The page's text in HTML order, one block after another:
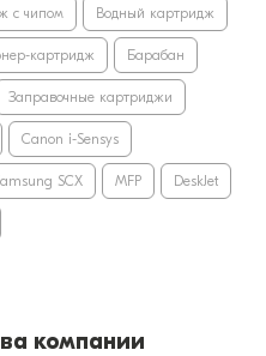
с чипом Водный картридж
картридж Барабан
Заправочные картриджи
Canon i-Sensys
SCX MFP DeskJet
компании